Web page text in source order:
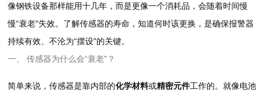
像钢铁设备那样能用十几年，而是更像一个消耗品，会随着时间慢
慢“衰老"失效。了解传感器的寿命，知道何时该更换，是确保报警器
持续有效、不沦为“摆设"的关键。
一、 传感器为什么会“衰老"？
简单来说，传感器是靠内部的化学材料或精密元件工作的。就像电池